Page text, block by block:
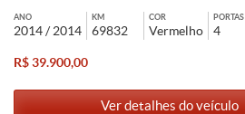
ANO
2014 / 2014
KM
69832
COR
Vermelho
PORTAS
4
R$ 39.900,00
Ver detalhes do veículo